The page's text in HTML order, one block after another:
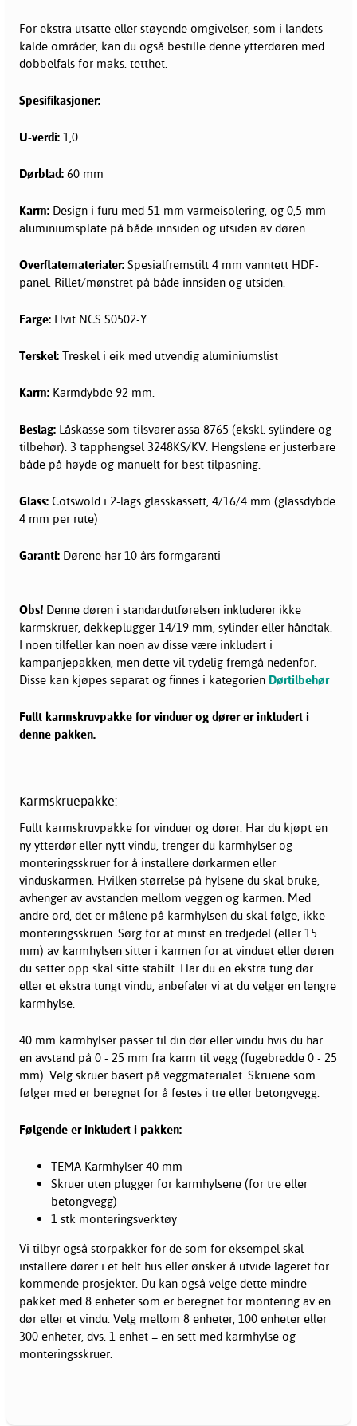
For ekstra utsatte eller støyende omgivelser, som i landets
kalde områder, kan du også bestille denne ytterdøren med
dobbelfals for maks. tetthet.
Spesifikasjoner:
U-verdi: 1,0
Dørblad: 60 mm
Karm: Design i furu med 51 mm varmeisolering, og 0,5 mm
aluminiumsplate på både innsiden og utsiden av døren.
Overflatematerialer: Spesialfremstilt 4 mm vanntett HDF-
panel. Rillet/mønstret på både innsiden og utsiden.
Farge: Hvit NCS S0502-Y
Terskel: Treskel i eik med utvendig aluminiumslist
Karm: Karmdybde 92 mm.
Beslag: Låskasse som tilsvarer assa 8765 (ekskl. sylindere og
tilbehør). 3 tapphengsel 3248KS/KV. Hengslene er justerbare
både på høyde og manuelt for best tilpasning.
Glass: Cotswold i 2-lags glasskassett, 4/16/4 mm (glassdybde
4 mm per rute)
Garanti: Dørene har 10 års formgaranti
Obs! Denne døren i standardutførelsen inkluderer ikke
karmskruer, dekkeplugger 14/19 mm, sylinder eller håndtak.
I noen tilfeller kan noen av disse være inkludert i
kampanjepakken, men dette vil tydelig fremgå nedenfor.
Disse kan kjøpes separat og finnes i kategorien Dørtilbehør
Fullt karmskruvpakke for vinduer og dører er inkludert i
denne pakken.
Karmskruepakke:
Fullt karmskruvpakke for vinduer og dører. Har du kjøpt en
ny ytterdør eller nytt vindu, trenger du karmhylser og
monteringsskruer for å installere dørkarmen eller
vinduskarmen. Hvilken størrelse på hylsene du skal bruke,
avhenger av avstanden mellom veggen og karmen. Med
andre ord, det er målene på karmhylsen du skal følge, ikke
monteringsskruen. Sørg for at minst en tredjedel (eller 15
mm) av karmhylsen sitter i karmen for at vinduet eller døren
du setter opp skal sitte stabilt. Har du en ekstra tung dør
eller et ekstra tungt vindu, anbefaler vi at du velger en lengre
karmhylse.
40 mm karmhylser passer til din dør eller vindu hvis du har
en avstand på 0 - 25 mm fra karm til vegg (fugebredde 0 - 25
mm). Velg skruer basert på veggmaterialet. Skruene som
følger med er beregnet for å festes i tre eller betongvegg.
Følgende er inkludert i pakken:
TEMA Karmhylser 40 mm
Skruer uten plugger for karmhylsene (for tre eller
betongvegg)
1 stk monteringsverktøy
Vi tilbyr også storpakker for de som for eksempel skal
installere dører i et helt hus eller ønsker å utvide lageret for
kommende prosjekter. Du kan også velge dette mindre
pakket med 8 enheter som er beregnet for montering av en
dør eller et vindu. Velg mellom 8 enheter, 100 enheter eller
300 enheter, dvs. 1 enhet = en sett med karmhylse og
monteringsskruer.